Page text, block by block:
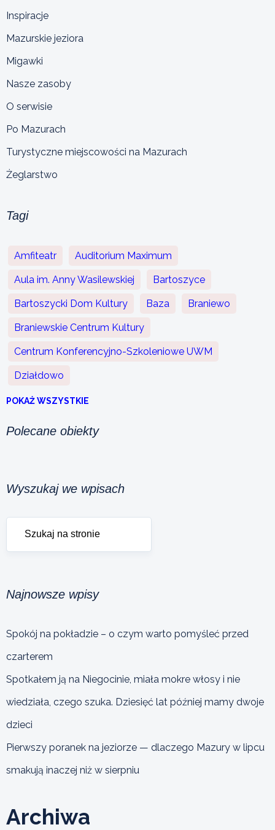
Inspiracje
Mazurskie jeziora
Migawki
Nasze zasoby
O serwisie
Po Mazurach
Turystyczne miejscowości na Mazurach
Żeglarstwo
Tagi
Amfiteatr Auditorium Maximum
Aula im. Anny Wasilewskiej Bartoszyce
Bartoszycki Dom Kultury Baza Braniewo
Braniewskie Centrum Kultury
Centrum Konferencyjno-Szkoleniowe UWM
Działdowo
POKAŻ WSZYSTKIE
Polecane obiekty
Wyszukaj we wpisach
Najnowsze wpisy
Spokój na pokładzie – o czym warto pomyśleć przed
czarterem
Spotkałem ją na Niegocinie, miała mokre włosy i nie
wiedziała, czego szuka. Dziesięć lat później mamy dwoje
dzieci
Pierwszy poranek na jeziorze — dlaczego Mazury w lipcu
smakują inaczej niż w sierpniu
Archiwa